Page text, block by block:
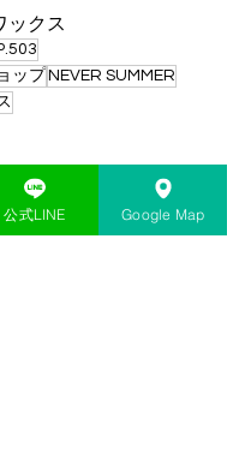
ックス
ップ NEVER SUMMER
すべて表示
公式LINE Google Map